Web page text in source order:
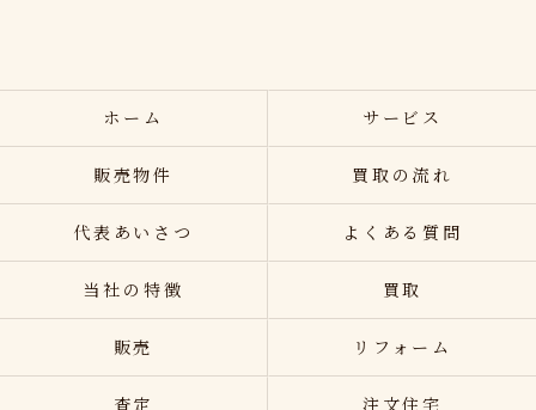
ホーム サービス
販売物件 買取の流れ
代表あいさつ よくある質問
当社の特徴 買取
販売 リフォーム
査定 注文住宅